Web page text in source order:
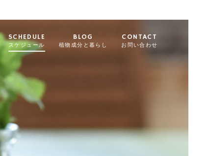
SCHEDULE
スケジュール
BLOG
植物成分と暮らし
CONTACT
お問い合わせ